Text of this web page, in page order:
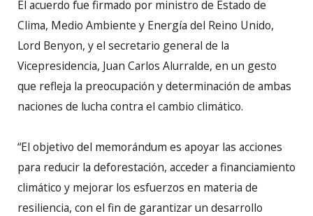
El acuerdo fue firmado por ministro de Estado de
Clima, Medio Ambiente y Energía del Reino Unido,
Lord Benyon, y el secretario general de la
Vicepresidencia, Juan Carlos Alurralde, en un gesto
que refleja la preocupación y determinación de ambas
naciones de lucha contra el cambio climático.
“El objetivo del memorándum es apoyar las acciones
para reducir la deforestación, acceder a financiamiento
climático y mejorar los esfuerzos en materia de
resiliencia, con el fin de garantizar un desarrollo